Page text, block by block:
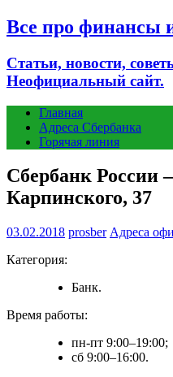
Все про финансы
Статьи, новости,
Неофициальный сайт.
Главная
Адреса Сбербанка
Горячая линия
Сбербанк России
Карпинского, 37
03.02.2018 prosber Адреса
Категория:
Банк.
Время работы:
пн-пт 9:00–19:00;
сб 9:00–16:00.